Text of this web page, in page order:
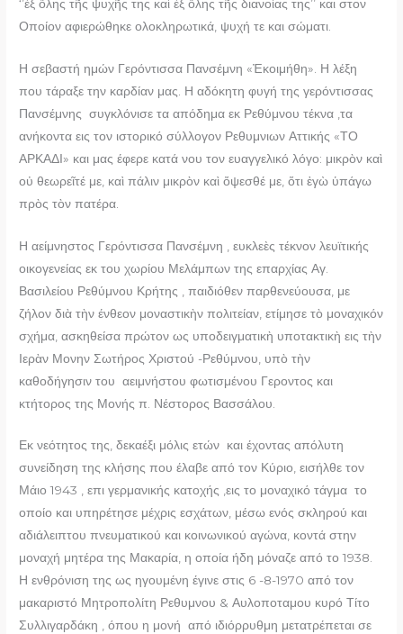
‘’ἐξ ὅλης τῆς ψυχῆς της καὶ ἐξ ὅλης τῆς διανοίας της’’ και στον
Οποίον αφιερώθηκε ολοκληρωτικά, ψυχή τε και σώματι.
Η σεβαστή ημών Γερόντισσα Πανσέμνη «Ἐκοιμήθη». Η λέξη
που τάραξε την καρδίαν μας. Η αδόκητη φυγή της γερόντισσας
Πανσέμνης συγκλόνισε τα απόδημα εκ Ρεθύμνου τέκνα ,τα
ανήκοντα εις τον ιστορικό σύλλογον Ρεθυμνιων Αττικής «ΤΟ
ΑΡΚΑΔΙ» και μας έφερε κατά νου τον ευαγγελικό λόγο: μικρὸν καὶ
οὐ θεωρεῖτέ με, καὶ πάλιν μικρὸν καὶ ὄψεσθέ με, ὅτι ἐγὼ ὑπάγω
πρὸς τὸν πατέρα.
Η αείμνηστος Γερόντισσα Πανσέμνη , ευκλεὲς τέκνον λευϊτικής
οικογενείας εκ του χωρίου Μελάμπων της επαρχίας Αγ.
Βασιλείου Ρεθύμνου Κρήτης , παιδιόθεν παρθενεύουσα, με
ζήλον διὰ τὴν ένθεον μοναστικὴν πολιτείαν, ετίμησε τὸ μοναχικόν
σχήμα, ασκηθείσα πρώτον ως υποδειγματικὴ υποτακτικὴ εις τὴν
Ιερὰν Μονην Σωτήρος Χριστού -Ρεθύμνου, υπὸ τὴν
καθοδήγησιν του αειμνήστου φωτισμένου Γεροντος και
κτήτορος της Μονής π. Νέστορος Βασσάλου.
Εκ νεότητος της, δεκαέξι μόλις ετών και έχοντας απόλυτη
συνείδηση της κλήσης που έλαβε από τον Κύριο, εισήλθε τον
Μάιο 1943 , επι γερμανικής κατοχής ,εις το μοναχικό τάγμα το
οποίο και υπηρέτησε μέχρις εσχάτων, μέσω ενός σκληρού και
αδιάλειπτου πνευματικού και κοινωνικού αγώνα, κοντά στην
μοναχή μητέρα της Μακαρία, η οποία ήδη μόναζε από το 1938.
Η ενθρόνιση της ως ηγουμένη έγινε στις 6 -8-1970 από τον
μακαριστό Μητροπολίτη Ρεθυμνου & Αυλοποταμου κυρό Τίτο
Συλλιγαρδάκη , όπου η μονή από ιδιόρρυθμη μετατρέπεται σε